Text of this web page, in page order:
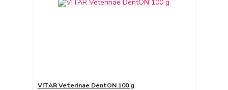
VITAR Veterinae DentON 100 g